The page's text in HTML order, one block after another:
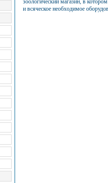
зоологический магазин, в
и всяческое необходимое